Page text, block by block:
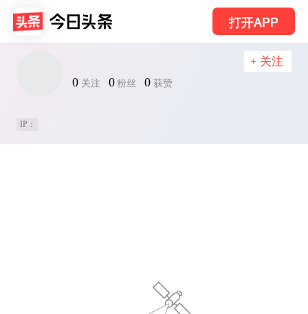
打开APP
0 关注 0 粉丝 0 获赞
+ 关注
IP：